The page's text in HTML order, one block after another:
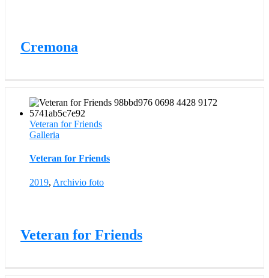
Cremona
Veteran for Friends
Galleria
Veteran for Friends
2019, Archivio foto
Veteran for Friends